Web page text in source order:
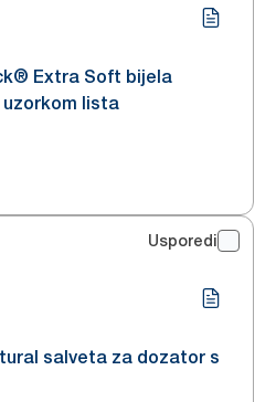
Extra Soft bijela
lista
Usporedi
salveta za dozator s